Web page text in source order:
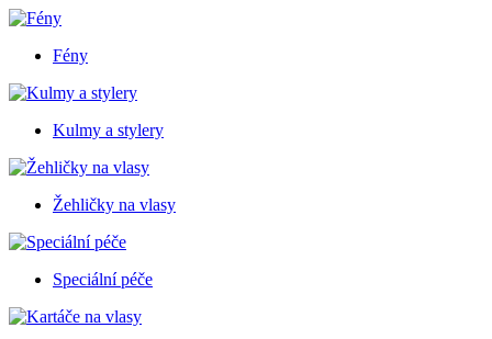
Fény
Kulmy a stylery
Žehličky na vlasy
Speciální péče